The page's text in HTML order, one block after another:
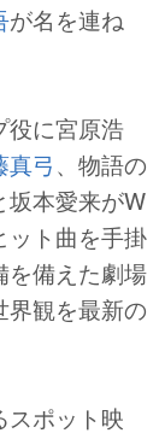
が名を連ね
に宮原浩
真弓、物語の
坂本愛来がW
ット曲を手掛
を備えた劇場
界観を最新の
ポット映